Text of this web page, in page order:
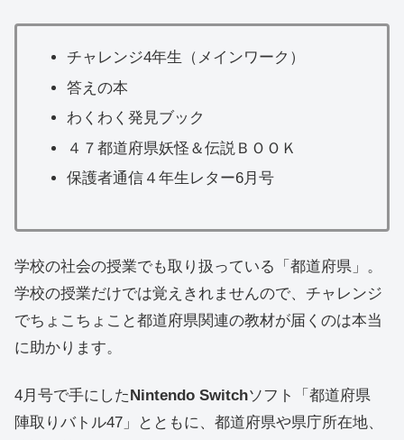
チャレンジ4年生（メインワーク）
答えの本
わくわく発見ブック
４７都道府県妖怪＆伝説ＢＯＯＫ
保護者通信４年生レター6月号
学校の社会の授業でも取り扱っている「都道府県」。
学校の授業だけでは覚えきれませんので、チャレンジ
でちょこちょこと都道府県関連の教材が届くのは本当
に助かります。
4月号で手にした Nintendo Switchソフト「都道府県
陣取りバトル47」とともに、都道府県や県庁所在地、